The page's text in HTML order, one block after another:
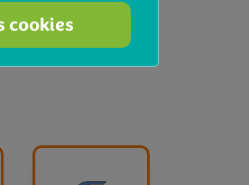
cookies